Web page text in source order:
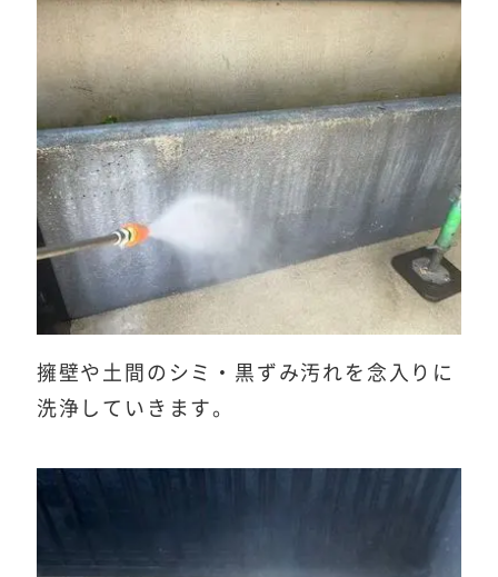
擁壁や土間のシミ・黒ずみ汚れを念入りに
洗浄していきます。